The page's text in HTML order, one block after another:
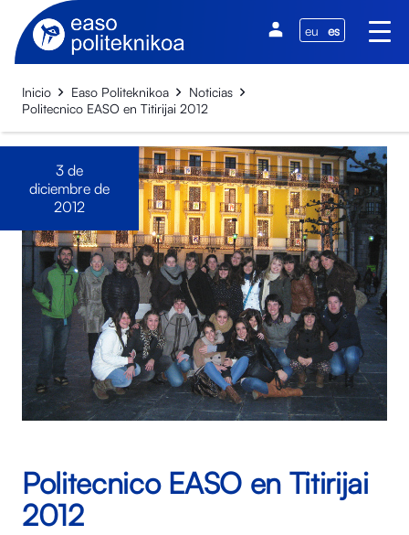
eu es
Inicio Easo Politeknikoa
Noticias
Politecnico EASO en Titirijai 2012
3 de
diciembre de
2012
Politecnico EASO en Titirijai
2012